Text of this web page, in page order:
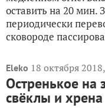
оставить на 20
периодически
сковороде
Eleko 18 октября
Остренькое на
свёклы и хрена